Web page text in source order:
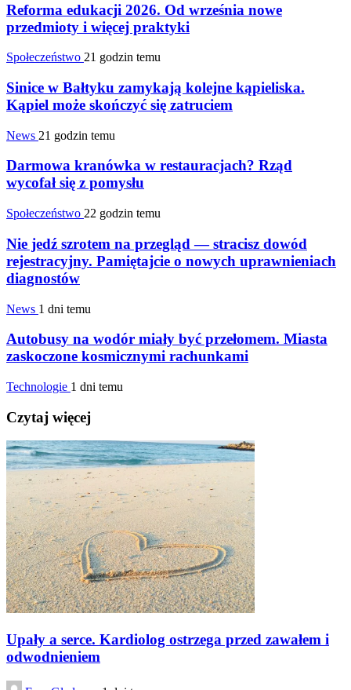
Reforma edukacji 2026. Od września nowe
przedmioty i więcej praktyki
Społeczeństwo 21 godzin temu
Sinice w Bałtyku zamykają kolejne kąpieliska.
Kąpiel może skończyć się zatruciem
News 21 godzin temu
Darmowa kranówka w restauracjach? Rząd
wycofał się z pomysłu
Społeczeństwo 22 godzin temu
Nie jedź szrotem na przegląd — stracisz dowód
rejestracyjny. Pamiętajcie o nowych uprawnieniach
diagnostów
News 1 dni temu
Autobusy na wodór miały być przełomem. Miasta
zaskoczone kosmicznymi rachunkami
Technologie 1 dni temu
Czytaj więcej
Upały a serce. Kardiolog ostrzega przed zawałem i
odwodnieniem